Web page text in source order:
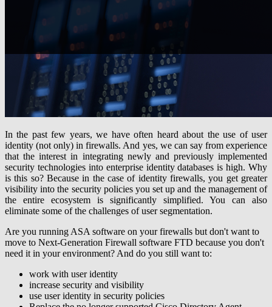
In the past few years, we have often heard about the use of user
identity (not only) in firewalls. And yes, we can say from experience
that the interest in integrating newly and previously implemented
security technologies into enterprise identity databases is high. Why
is this so? Because in the case of identity firewalls, you get greater
visibility into the security policies you set up and the management of
the entire ecosystem is significantly simplified. You can also
eliminate some of the challenges of user segmentation.
Are you running ASA software on your firewalls but don't want to
move to Next-Generation Firewall software FTD because you don't
need it in your environment? And do you still want to:
work with user identity
increase security and visibility
use user identity in security policies